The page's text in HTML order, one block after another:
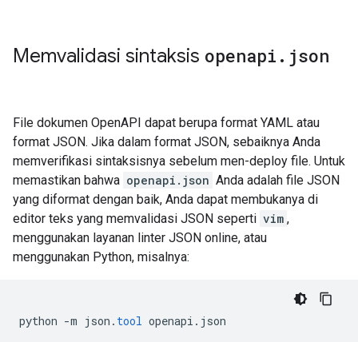
Memvalidasi sintaksis openapi . json
File dokumen OpenAPI dapat berupa format YAML atau
format JSON. Jika dalam format JSON, sebaiknya Anda
memverifikasi sintaksisnya sebelum men-deploy file. Untuk
memastikan bahwa openapi.json Anda adalah file JSON
yang diformat dengan baik, Anda dapat membukanya di
editor teks yang memvalidasi JSON seperti vim ,
menggunakan layanan linter JSON online, atau
menggunakan Python, misalnya:
python -m json . tool openapi . json